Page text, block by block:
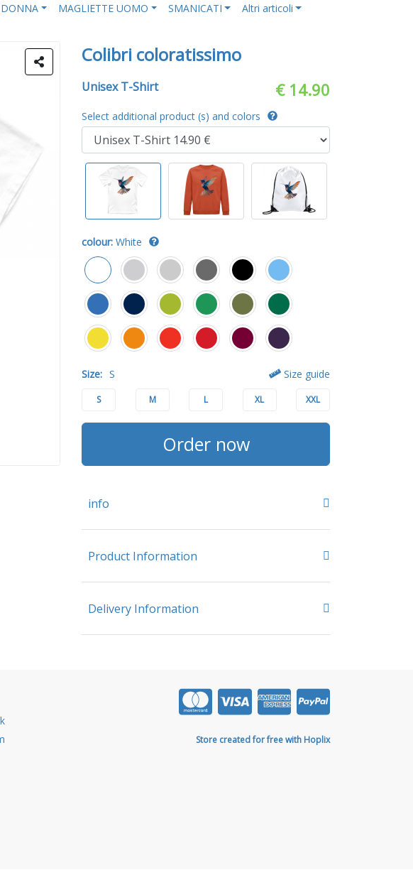
MAGLIETTE UOMO SMANICATI Altri articoli
Colibri coloratissimo
Unisex T-Shirt € 14.90
Select additional product (s) and colors
colour: White
Size: S Size guide
S M L XL XXL
Order now
info
Product Information
Delivery Information
Store created for free with Hoplix